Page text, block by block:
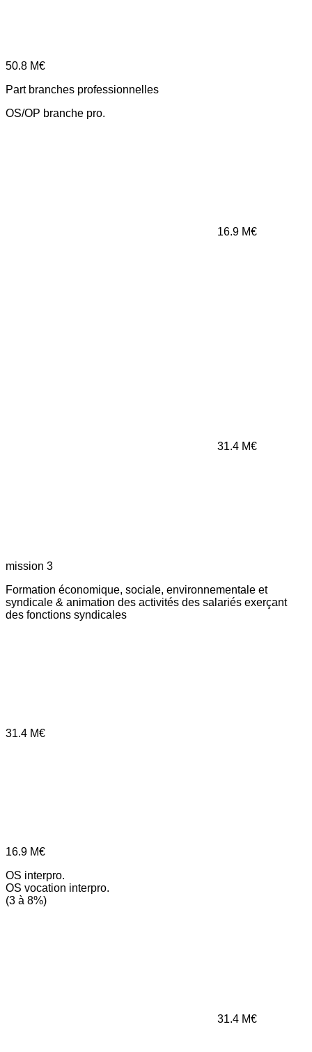
50.8 M€
Part branches professionnelles
OS/OP branche pro.
16.9 M€
31.4 M€
mission 3
Formation économique, sociale, environnementale et
syndicale & animation des activités des salariés exerçant
des fonctions syndicales
31.4 M€
16.9 M€
OS interpro.
OS vocation interpro.
(3 à 8%)
31.4 M€